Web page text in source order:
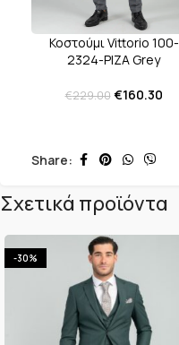
Κοστούμι Vittorio 100-
2324-PIZA Grey
€229.00 €160.30
Share:
Σχετικά προϊόντα
-30%